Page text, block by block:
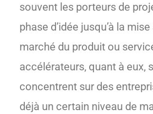
souvent les porteurs de
phase d’idée jusqu’à la
marché du produit ou
accélérateurs, quant à eux,
concentrent sur des
déjà un certain niveau de